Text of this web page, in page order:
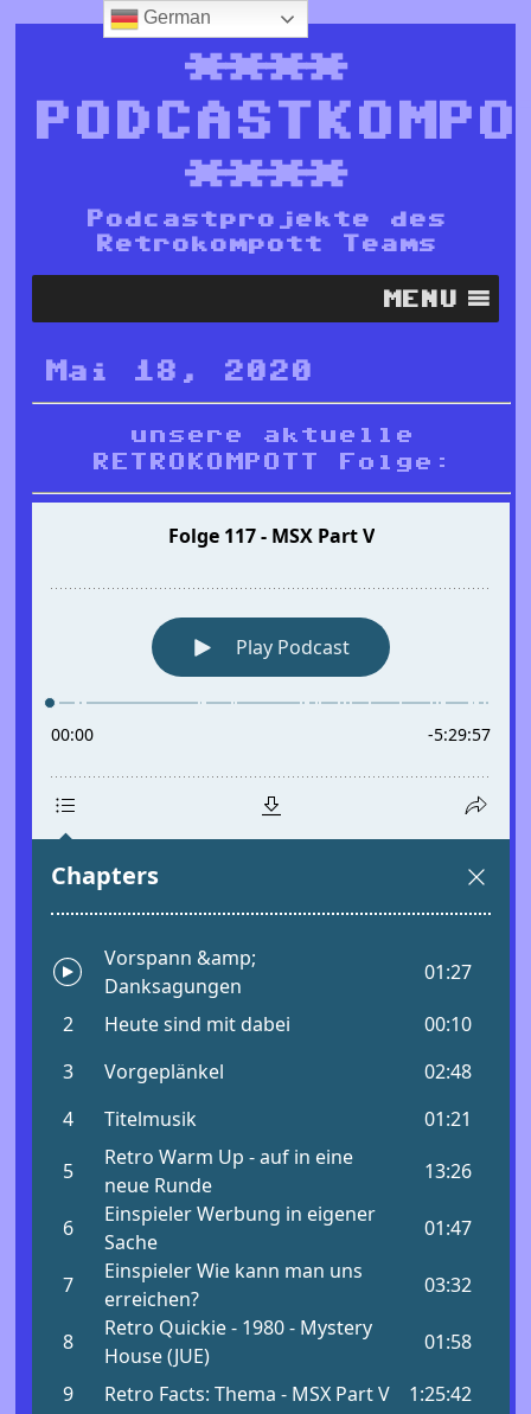
****
****
Podcastprojekte des
Retrokompott Teams
MENU
Mai 18, 2020
unsere aktuelle
RETROKOMPOTT Folge:
German